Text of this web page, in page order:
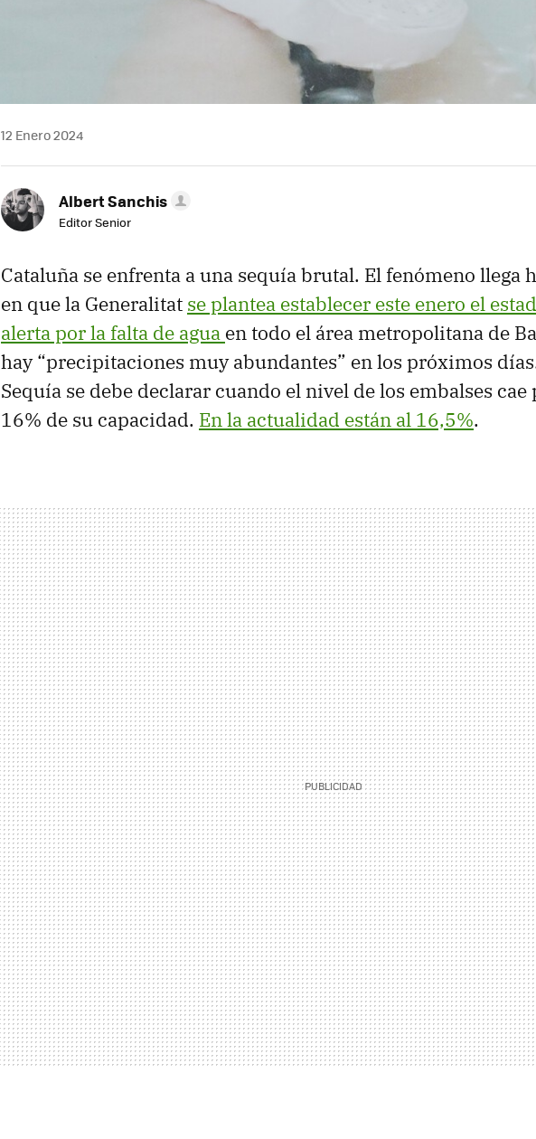
12 Enero 2024
Albert Sanchis
Editor Senior
Cataluña se enfrenta a una sequía brutal. El fenómeno llega
en que la Generalitat se plantea establecer este enero el
alerta por la falta de agua en todo el área metropolitana de
hay “precipitaciones muy abundantes” en los próximos
Sequía se debe declarar cuando el nivel de los embalses
16% de su capacidad. En la actualidad están al 16,5%.